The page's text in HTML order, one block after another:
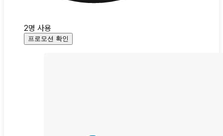
2명 사용
프로모션 확인